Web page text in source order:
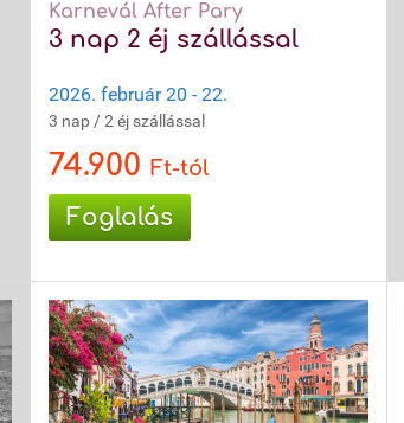
Karnevál After Pary
3 nap 2 éj szállással
2026. február 20 - 22.
3 nap / 2 éj szállással
74.900 Ft-tól
Foglalás